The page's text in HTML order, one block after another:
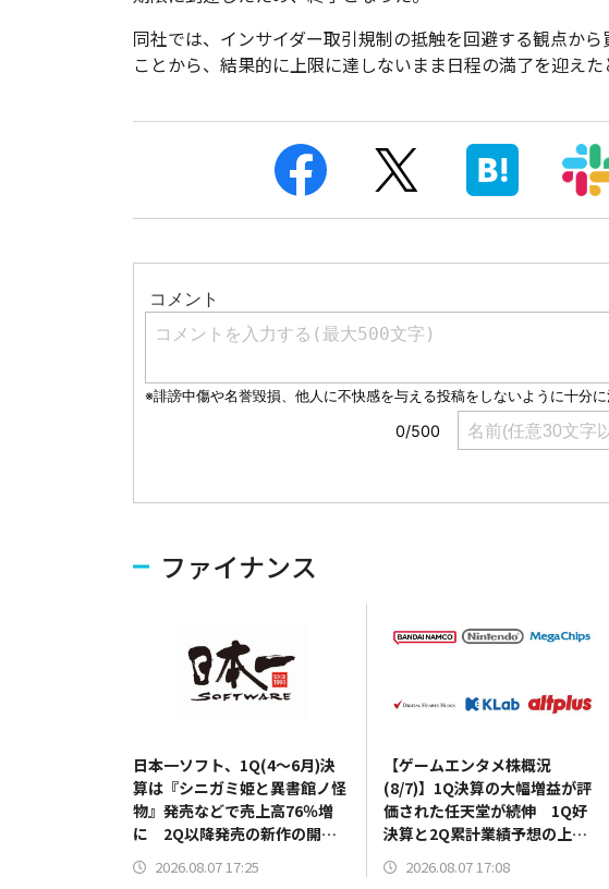
同社では、インサイダー取引規制の抵触を回避する観点か
ことから、結果的に上限に達しないまま日程の満了を迎えた
ファイナンス
日本一ソフト、1Q(4～6月)決
算は『シニガミ姫と異書館ノ怪
物』発売などで売上高76％増
に 2Q以降発売の新作の開発
費用先行で営業赤字を計上
2026.08.07 17:25
【ゲームエンタメ株概況
(8/7)】1Q決算の大幅増益が評
価された任天堂が続伸 1Q好
決算と2Q累計業績予想の上方
修正を発表のバンダイナムコ
HDは5000円台を回復
2026.08.07 17:08